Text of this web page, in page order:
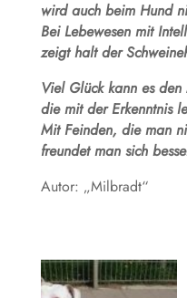
wird auch beim Hund
Bei Lebewesen mit
zeigt halt der
Viel Glück kann es den
die mit der Erkenntnis
Mit Feinden, die man
freundet man sich
Autor: „Milbradt“